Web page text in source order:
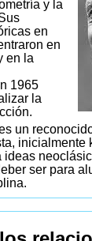
y la
en
en
en la
1965
la
un
inicialmente
ideas
ser para